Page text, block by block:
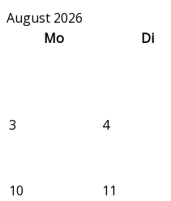
August 2026
Mo
Di
3 4
10 11